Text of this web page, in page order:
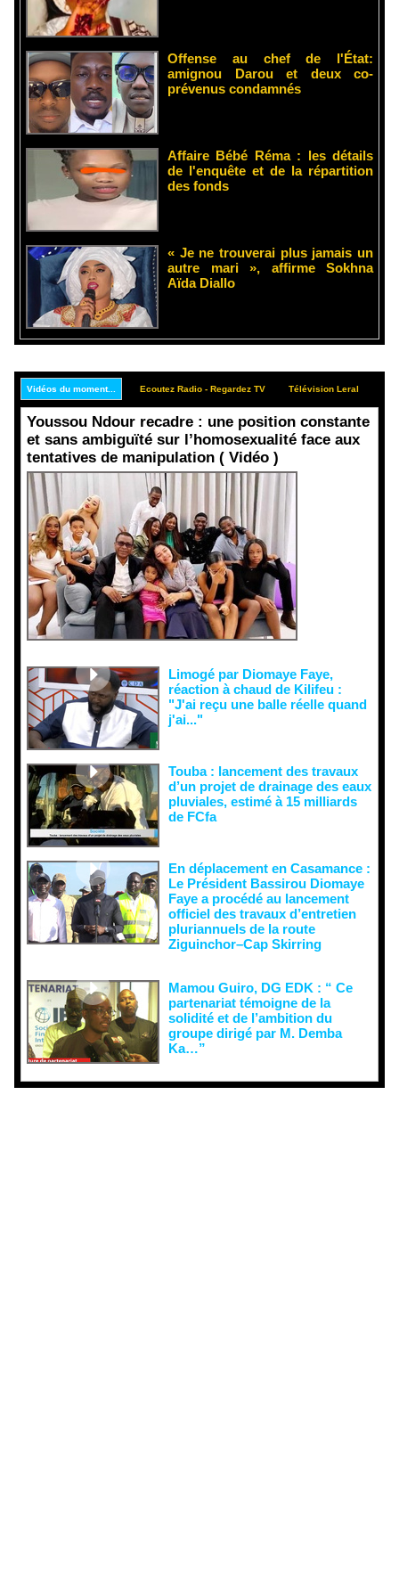
Offense au chef de l'État:
amignou Darou et deux co-
prévenus condamnés
Affaire Bébé Réma : les détails
de l'enquête et de la répartition
des fonds
« Je ne trouverai plus jamais un
autre mari », affirme Sokhna
Aïda Diallo
Vidéos du moment... Ecoutez Radio - Regardez TV Télévision Leral
Youssou Ndour recadre : une position constante
et sans ambiguïté sur l’homosexualité face aux
tentatives de manipulation ( Vidéo )
Limogé par Diomaye Faye,
réaction à chaud de Kilifeu :
"J'ai reçu une balle réelle quand
j'ai..."
Touba : lancement des travaux
d’un projet de drainage des eaux
pluviales, estimé à 15 milliards
de FCfa ‎
En déplacement en Casamance :
Le Président Bassirou Diomaye
Faye a procédé au lancement
officiel des travaux d’entretien
pluriannuels de la route
Ziguinchor–Cap Skirring
Mamou Guiro, DG EDK : “ Ce
partenariat témoigne de la
solidité et de l’ambition du
groupe dirigé par M. Demba
Ka…”